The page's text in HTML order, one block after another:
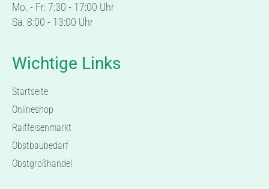
Mo. - Fr. 7:30 - 17:00 Uhr
Sa. 8:00 - 13:00 Uhr
Wichtige Links
Startseite
Onlineshop
Raiffeisenmarkt
Obstbaubedarf
Obstgroßhandel